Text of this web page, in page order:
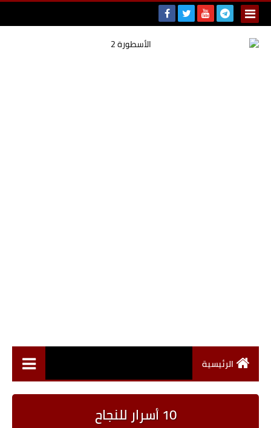
الرئيسية
10 أسرار للنجاح